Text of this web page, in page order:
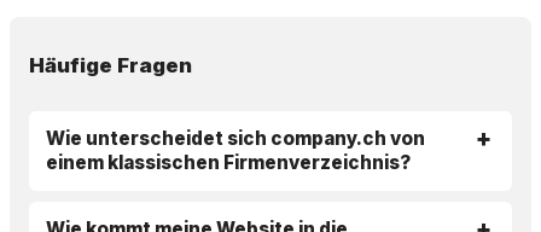
Häufige Fragen
Wie unterscheidet sich company.ch von
einem klassischen Firmenverzeichnis?